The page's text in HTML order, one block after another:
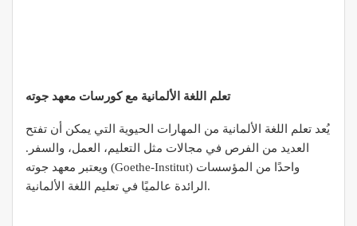
تعلم اللغة الألمانية مع كورسات معهد جوته
يُعد تعلم اللغة الألمانية من المهارات الحيوية التي يمكن أن تفتح
العديد من الفرص في مجالات مثل التعليم، العمل، والسفر.
ويعتبر معهد جوته (Goethe-Institut) واحدًا من المؤسسات
الرائدة عالميًا في تعليم اللغة الألمانية.